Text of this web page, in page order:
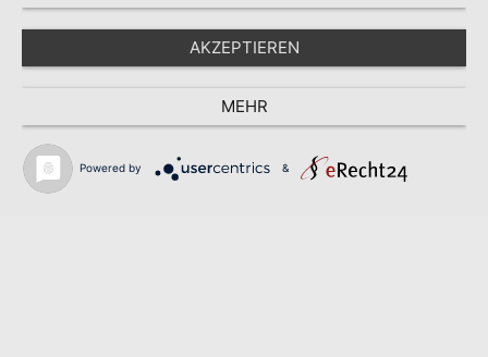
© Copyright 2020 -2026 | All Rights Reserved
Facebook
AKZEPTIEREN
MEHR
Powered by &